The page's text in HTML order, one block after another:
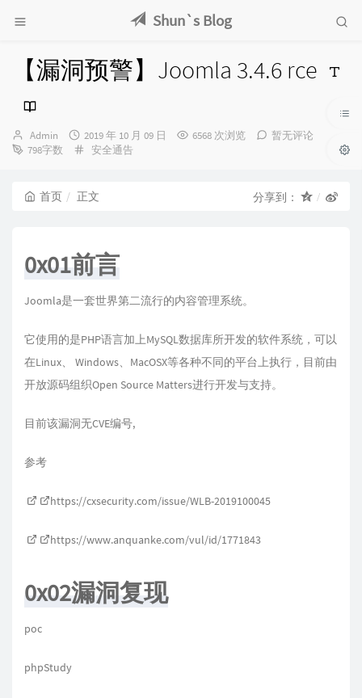
Shun`s Blog
【漏洞预警】Joomla 3.4.6 rce
博
主：
Admin
发
布
2019 年 10 月 09 日 6568 次浏览
暂无评论
798字数
分
安全通告
首页 正文 分享到：
0x01前言
Joomla是一套世界第二流行的内容管理系统。
它使用的是PHP语言加上MySQL数据库所开发的软件系统，可以
在Linux、 Windows、MacOSX等各种不同的平台上执行，目前由
开放源码组织Open Source Matters进行开发与支持。
目前该漏洞无CVE编号,
参考
https://cxsecurity.com/issue/WLB-2019100045
https://www.anquanke.com/vul/id/1771843
0x02漏洞复现
poc
phpStudy